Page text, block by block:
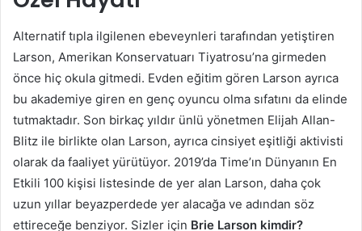
Alternatif tıpla ilgilenen ebeveynleri tarafından yetiştiren
Larson, Amerikan Konservatuarı Tiyatrosu’na girmeden
önce hiç okula gitmedi. Evden eğitim gören Larson ayrıca
bu akademiye giren en genç oyuncu olma sıfatını da elinde
tutmaktadır. Son birkaç yıldır ünlü yönetmen Elijah Allan-
Blitz ile birlikte olan Larson, ayrıca cinsiyet eşitliği aktivisti
olarak da faaliyet yürütüyor. 2019’da Time’ın Dünyanın En
Etkili 100 kişisi listesinde de yer alan Larson, daha çok
uzun yıllar beyazperdede yer alacağa ve adından söz
ettireceğe benziyor. Sizler için Brie Larson kimdir?